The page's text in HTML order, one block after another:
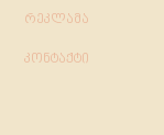
რეკლამა
კონტაქტი